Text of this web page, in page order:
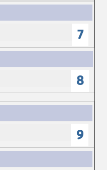
7
8
9